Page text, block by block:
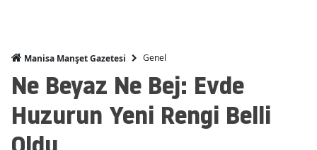
Manisa Manşet Gazetesi Genel
Ne Beyaz Ne Bej: Evde
Huzurun Yeni Rengi Belli